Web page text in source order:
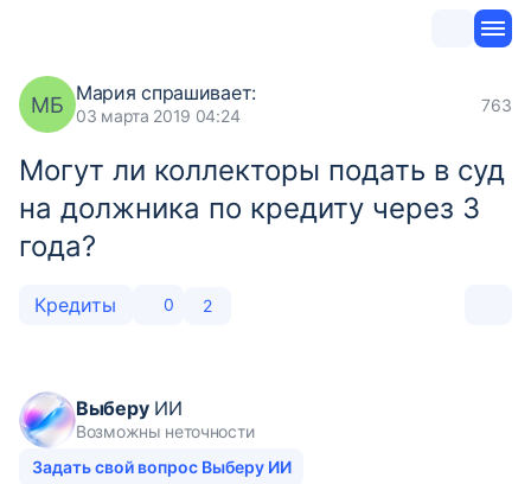
МБ Мария спрашивает:
03 марта 2019 04:24
763
Могут ли коллекторы подать в суд
на должника по кредиту через 3
года?
Кредиты 0 2
ВыберуИИ
Возможны неточности
Задать свой вопрос Выберу ИИ